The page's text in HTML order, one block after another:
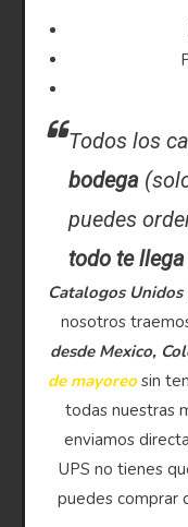
Todos los
bodega
puedes
todo te
Catalogos Unidos
nosotros
desde Mexico,
de mayoreosin
todas nuestras
enviamos
UPS no tienes
puedes comprar